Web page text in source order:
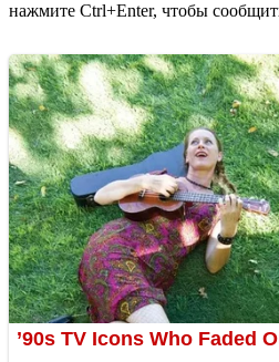
нажмите Ctrl+Enter, чтобы